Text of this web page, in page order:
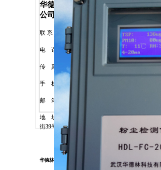
华德林科技（鞍山）有限
公司
联 系 人 :汪
电 话 : 0412-7130318
传 真 : 0412-7130318
手 机 : 13304921098
邮 箱 ：
地 址
辽宁省鞍山市铁西区陶官
街39号
华德林科技（上海）有限公司